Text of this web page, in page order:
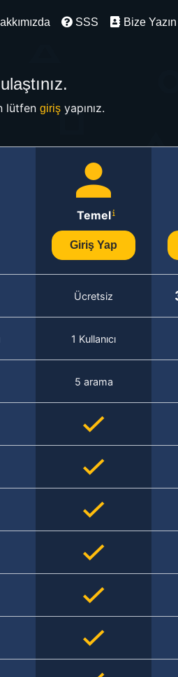
SSS Bize Yazın
lütfen girişyapınız.
Temel
Giriş Yap
Ücretsiz
1 Kullanıcı
5 arama